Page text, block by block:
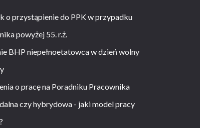
o przystąpienie do PPK w przypadku
powyżej 55. r.ż.
BHP niepełnoetatowca w dzień wolny
o pracę na Poradniku Pracownika
czy hybrydowa - jaki model pracy